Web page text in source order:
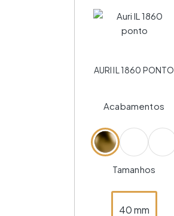
AURI IL 1860 PONTO
Acabamentos
Tamanhos
40 mm